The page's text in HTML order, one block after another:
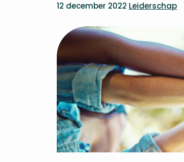
12 december 2022 Leiderschap